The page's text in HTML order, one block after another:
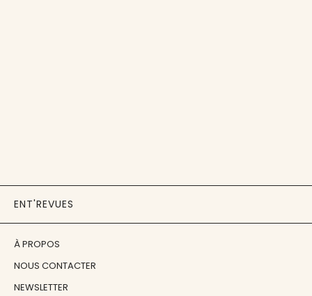
ENT'REVUES
À PROPOS
NOUS CONTACTER
NEWSLETTER